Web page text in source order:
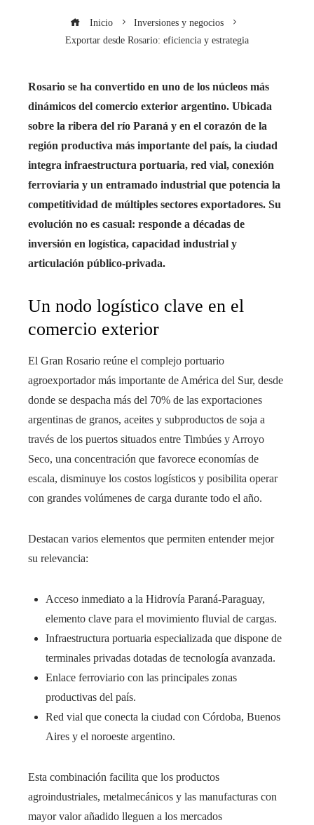
Inicio
Inversiones y negocios
Exportar desde Rosario: eficiencia y estrategia
Rosario se ha convertido en uno de los núcleos más
dinámicos del comercio exterior argentino. Ubicada
sobre la ribera del río Paraná y en el corazón de la
región productiva más importante del país, la ciudad
integra infraestructura portuaria, red vial, conexión
ferroviaria y un entramado industrial que potencia la
competitividad de múltiples sectores exportadores. Su
evolución no es casual: responde a décadas de
inversión en logística, capacidad industrial y
articulación público-privada.
Un nodo logístico clave en el
comercio exterior
El Gran Rosario reúne el complejo portuario
agroexportador más importante de América del Sur, desde
donde se despacha más del 70% de las exportaciones
argentinas de granos, aceites y subproductos de soja a
través de los puertos situados entre Timbúes y Arroyo
Seco, una concentración que favorece economías de
escala, disminuye los costos logísticos y posibilita operar
con grandes volúmenes de carga durante todo el año.
Destacan varios elementos que permiten entender mejor
su relevancia:
Acceso inmediato a la Hidrovía Paraná-Paraguay,
elemento clave para el movimiento fluvial de cargas.
Infraestructura portuaria especializada que dispone de
terminales privadas dotadas de tecnología avanzada.
Enlace ferroviario con las principales zonas
productivas del país.
Red vial que conecta la ciudad con Córdoba, Buenos
Aires y el noroeste argentino.
Esta combinación facilita que los productos
agroindustriales, metalmecánicos y las manufacturas con
mayor valor añadido lleguen a los mercados